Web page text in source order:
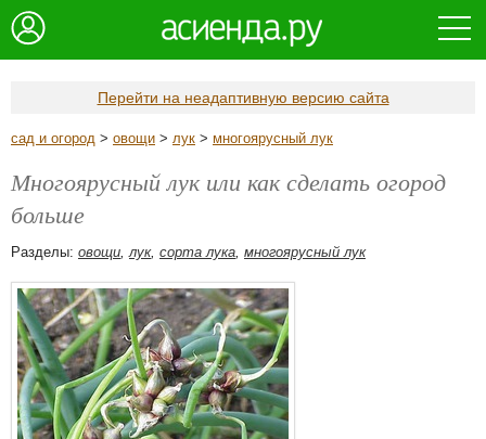
Перейти на неадаптивную версию сайта
сад и огород > овощи > лук > многоярусный лук
Многоярусный лук или как сделать огород
больше
Разделы: овощи,лук, сорта лука, многоярусный лук